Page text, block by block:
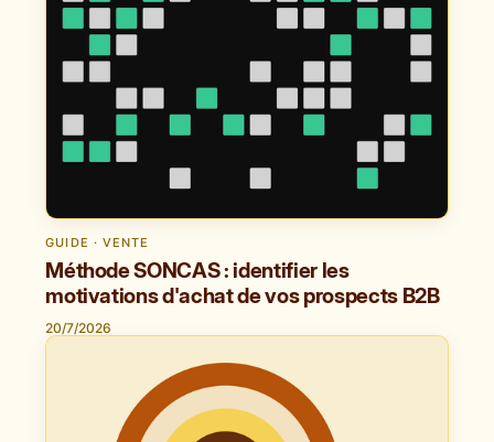
GUIDE · VENTE
Méthode SONCAS : identifier les
motivations d'achat de vos prospects B2B
20/7/2026